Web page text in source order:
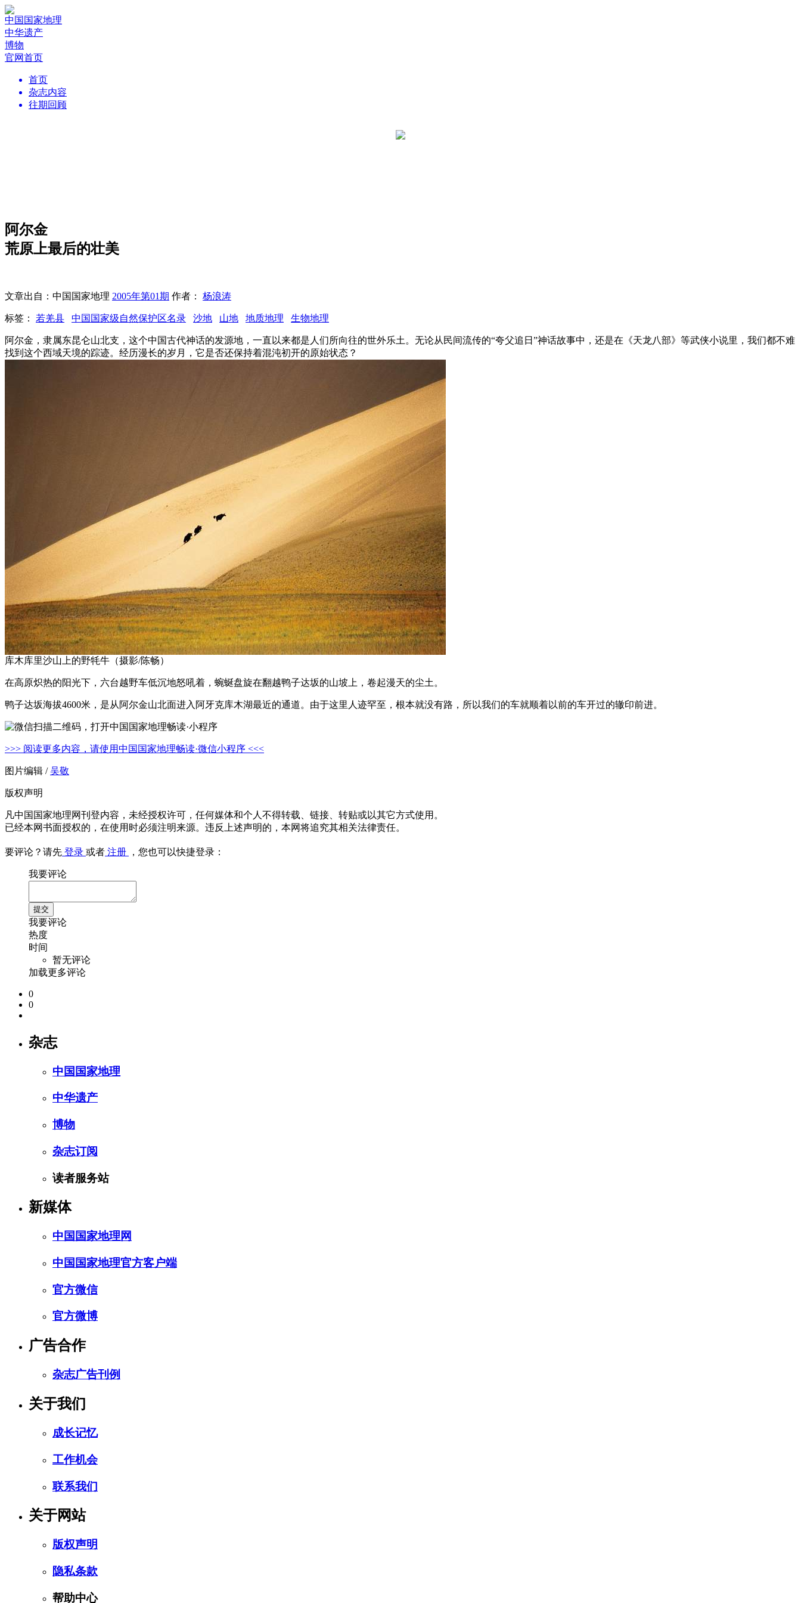
中国国家地理
中华遗产
博物
官网首页
首页
杂志内容
往期回顾
阿尔金
荒原上最后的壮美
文章出自：中国国家地理 2005年第01期 作者： 杨浪涛
标签： 若羌县 中国国家级自然保护区名录 沙地 山地 地质地理 生物地理
阿尔金，隶属东昆仑山北支，这个中国古代神话的发源地，一直以来都是人们所向往的世外乐土。无论从民间流传的“夸父追日”神话故事中，还是在《天龙八部》等武侠小说里，我们都不难
找到这个西域天境的踪迹。经历漫长的岁月，它是否还保持着混沌初开的原始状态？
库木库里沙山上的野牦牛（摄影/陈畅）
在高原炽热的阳光下，六台越野车低沉地怒吼着，蜿蜒盘旋在翻越鸭子达坂的山坡上，卷起漫天的尘土。
鸭子达坂海拔4600米，是从阿尔金山北面进入阿牙克库木湖最近的通道。由于这里人迹罕至，根本就没有路，所以我们的车就顺着以前的车开过的辙印前进。
>>> 阅读更多内容，请使用中国国家地理畅读·微信小程序 <<<
图片编辑 /吴敬
版权声明
凡中国国家地理网刊登内容，未经授权许可，任何媒体和个人不得转载、链接、转贴或以其它方式使用。
已经本网书面授权的，在使用时必须注明来源。违反上述声明的，本网将追究其相关法律责任。
要评论？请先 登录 或者 注册 ，您也可以快捷登录：
我要评论
我要评论
热度
时间
暂无评论
加载更多评论
0
0
杂志
中国国家地理
中华遗产
博物
杂志订阅
读者服务站
新媒体
中国国家地理网
中国国家地理官方客户端
官方微信
官方微博
广告合作
杂志广告刊例
关于我们
成长记忆
工作机会
联系我们
关于网站
版权声明
隐私条款
帮助中心